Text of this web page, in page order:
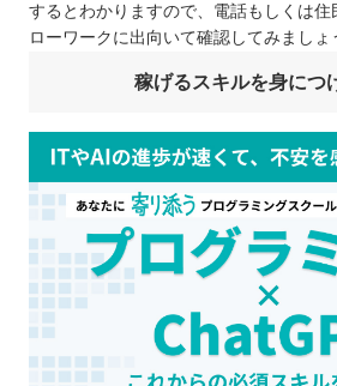
するとわかりますので、電話もしくは住
ローワークに出向いて確認してみましょ
稼げるスキルを身につ